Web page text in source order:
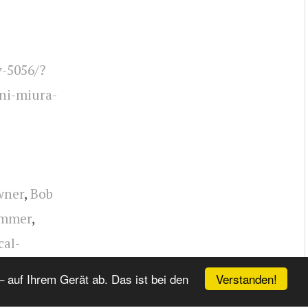
Verstanden!
auf Ihrem Gerät ab. Das ist bei den
?
miura-
, Bob
,